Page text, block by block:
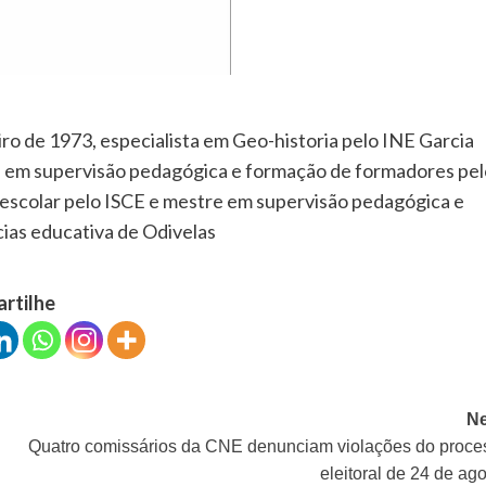
de 1973, especialista em Geo-historia pelo INE Garcia
supervisão pedagógica e formação de formadores
pelo ISCE e mestre em supervisão pedagógica e
educativa de Odivelas
Quatro comissários da CNE denunciam violações do
eleitoral de 24 de